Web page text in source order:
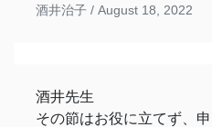
酒井治子 / August 18, 2022
酒井先生
その節はお役に立てず、